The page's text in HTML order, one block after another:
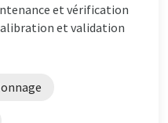
et vérification
et validation